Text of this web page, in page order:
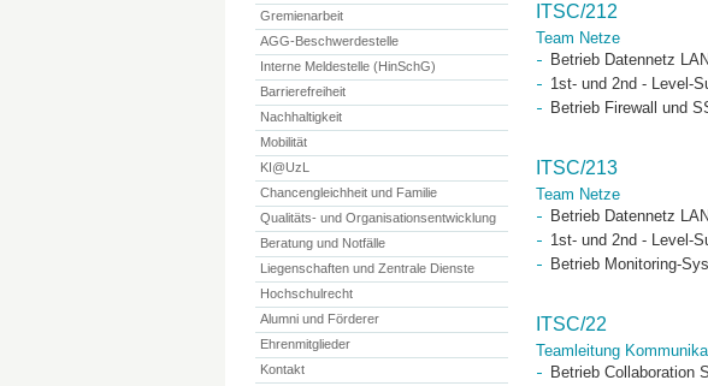
Gremienarbeit
AGG-Beschwerdestelle
Interne Meldestelle (HinSchG)
Barrierefreiheit
Nachhaltigkeit
Mobilität
KI@UzL
Chancengleichheit und Familie
Qualitäts- und Organisationsentwicklung
Beratung und Notfälle
Liegenschaften und Zentrale Dienste
Hochschulrecht
Alumni und Förderer
Ehrenmitglieder
Kontakt
ITSC/212
Team Netze
Betrieb Datennetz
1st- und 2nd - Level-
Betrieb Firewall und
ITSC/213
Team Netze
Betrieb Datennetz
1st- und 2nd - Level-
Betrieb Monitoring-
ITSC/22
Teamleitung
Betrieb Collaboration